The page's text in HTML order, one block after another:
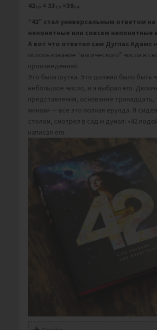
42₁₀ = 33₁₃ =30₁₄
“42” стал универсальным ответом
непонятные или совсем непонятные
А вот что ответил сам Дуглас Адамс
использование “магического” числа в
произведениях:
Это была шутка. Это должно было быть
небольшое число, и я выбрал его.
представления, основание тринадцать,
монахи — все это полная ерунда. Я
столом, смотрел в сад и думал: «42
написал его.